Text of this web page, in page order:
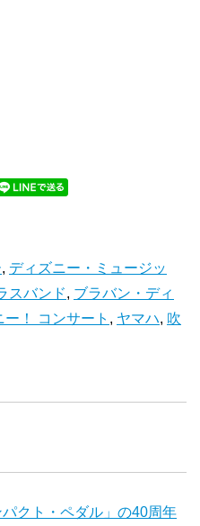
, ディズニー・ミュージッ
スバンド, ブラバン・ディ
！ コンサート , ヤマハ, 吹
パクト・ペダル」の40周年